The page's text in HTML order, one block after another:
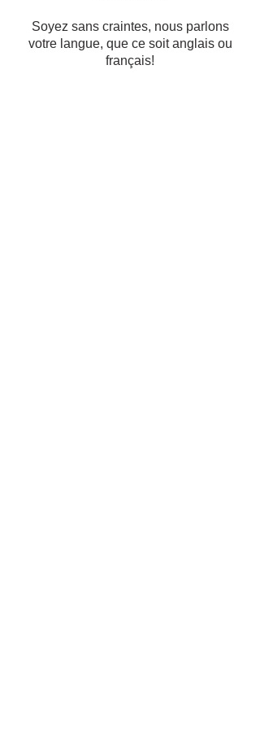
Soyez sans craintes, nous parlons
votre langue, que ce soit anglais ou
français!